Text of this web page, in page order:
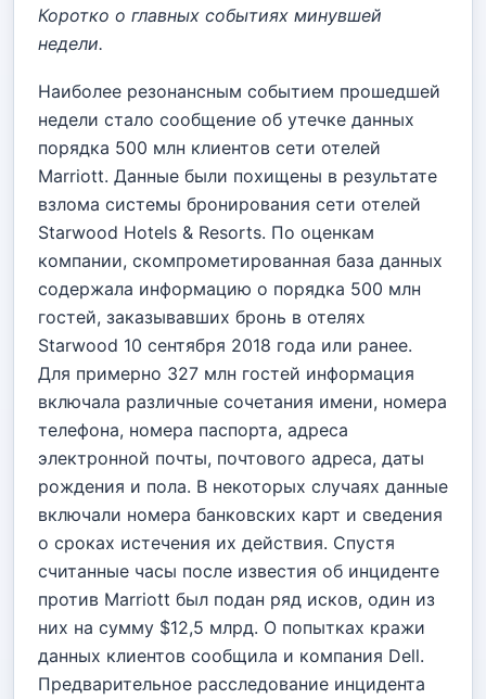
Коротко о главных событиях минувшей
недели.
Наиболее резонансным событием прошедшей
недели стало сообщение об утечке данных
порядка 500 млн клиентов сети отелей
Marriott. Данные были похищены в результате
взлома системы бронирования сети отелей
Starwood Hotels & Resorts. По оценкам
компании, скомпрометированная база данных
содержала информацию о порядка 500 млн
гостей, заказывавших бронь в отелях
Starwood 10 сентября 2018 года или ранее.
Для примерно 327 млн гостей информация
включала различные сочетания имени, номера
телефона, номера паспорта, адреса
электронной почты, почтового адреса, даты
рождения и пола. В некоторых случаях данные
включали номера банковских карт и сведения
о сроках истечения их действия. Спустя
считанные часы после известия об инциденте
против Marriott был подан ряд исков, один из
них на сумму $12,5 млрд. О попытках кражи
данных клиентов сообщила и компания Dell.
Предварительное расследование инцидента